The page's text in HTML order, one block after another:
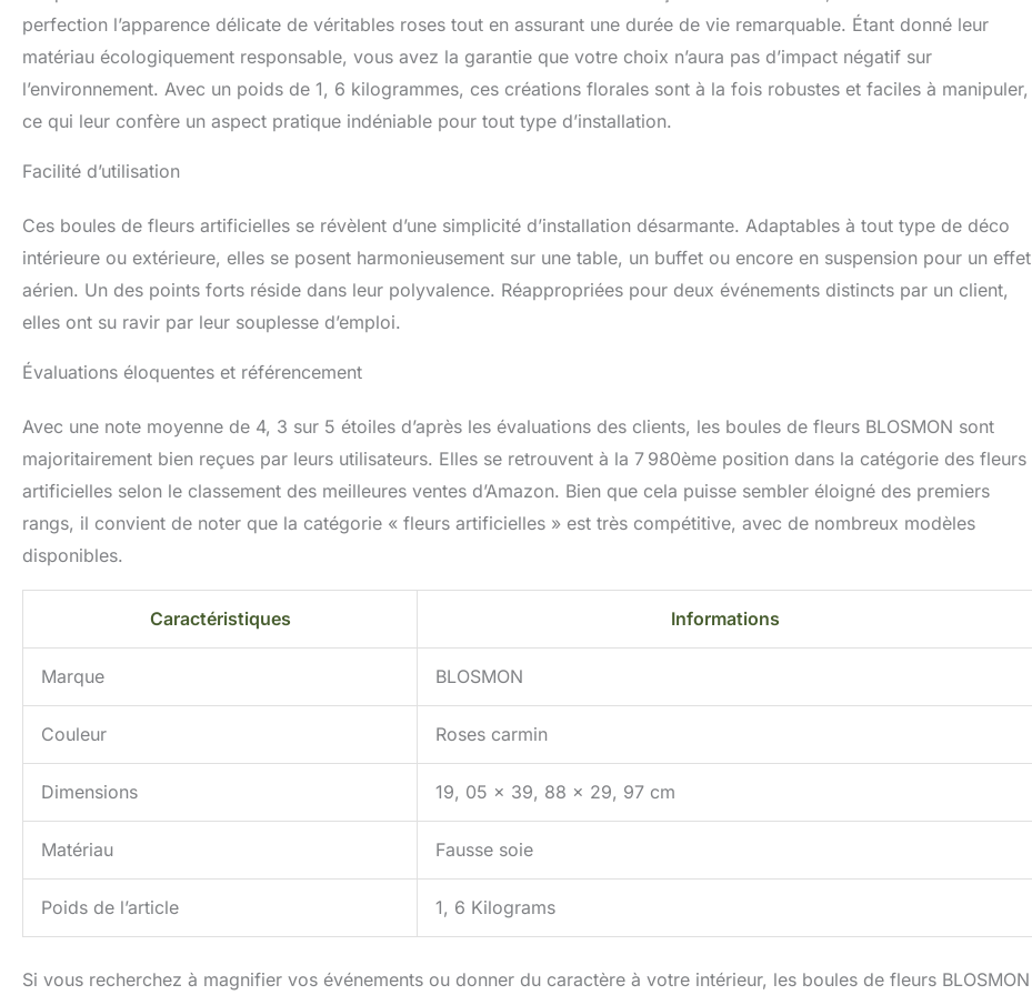
qui donnera un style moderne différent. Vous pouvez également les placer sur des
Vous ajouterez ainsi une touche de couleur à votre maison ou à votre bureau sans
avoir à couper de tiges. Bonne qualité : toutes les fleurs et feuilles artificielles sont
esthétiquement et parfaitement attachées à des boules en plastique robustes.
Leurs couleurs fascinantes égayeront votre environnement de vie ou de travail. - -
perfection l’apparence délicate de véritables roses tout en assurant une durée de vie remarquable. Étant donné leur
matériau écologiquement responsable, vous avez la garantie que votre choix n’aura pas d’impact négatif sur
l’environnement. Avec un poids de 1, 6 kilogrammes, ces créations florales sont à la fois robustes et faciles à manipuler,
ce qui leur confère un aspect pratique indéniable pour tout type d’installation.
Facilité d’utilisation
Ces boules de fleurs artificielles se révèlent d’une simplicité d’installation désarmante. Adaptables à tout type de déco
intérieure ou extérieure, elles se posent harmonieusement sur une table, un buffet ou encore en suspension pour un effet
aérien. Un des points forts réside dans leur polyvalence. Réappropriées pour deux événements distincts par un client,
elles ont su ravir par leur souplesse d’emploi.
Évaluations éloquentes et référencement
Avec une note moyenne de 4, 3 sur 5 étoiles d’après les évaluations des clients, les boules de fleurs BLOSMON sont
majoritairement bien reçues par leurs utilisateurs. Elles se retrouvent à la 7 980ème position dans la catégorie des fleurs
artificielles selon le classement des meilleures ventes d’Amazon. Bien que cela puisse sembler éloigné des premiers
rangs, il convient de noter que la catégorie « fleurs artificielles » est très compétitive, avec de nombreux modèles
disponibles.
Caractéristiques Informations
Marque BLOSMON
Couleur Roses carmin
Dimensions 19, 05 x 39, 88 x 29, 97 cm
Matériau Fausse soie
Poids de l’article 1, 6 Kilograms
Si vous recherchez à magnifier vos événements ou donner du caractère à votre intérieur, les boules de fleurs BLOSMON